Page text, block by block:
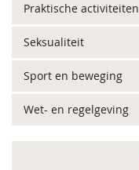
Praktische activiteiten
Seksualiteit
Sport en beweging
Wet- en regelgeving